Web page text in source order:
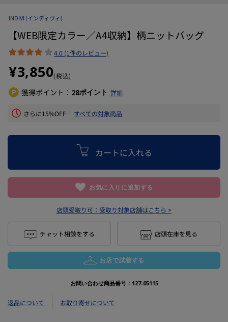
INDIVI (インディヴィ)
【WEB限定カラー／A4収納】柄ニットバッグ
4.0 (1件のレビュー)
¥3,850(税込)
獲得ポイント： 28ポイント 詳細
さらに15%OFF すべての対象商品
カートに入れる
お気に入りに追加する
店頭受取り可： 受取り対象店舗はこちら >
チャット相談をする 店頭在庫を見る
お店で試着する
お問い合わせ商品番号： 127-05115
返品について お取り寄せについて